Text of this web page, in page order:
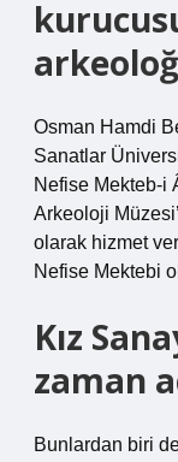
Osman Hamdi
Sanatlar
Nefise Mekteb-i
Arkeoloji
olarak hizmet
Nefise Mektebi
Kız
zaman
Bunlardan biri